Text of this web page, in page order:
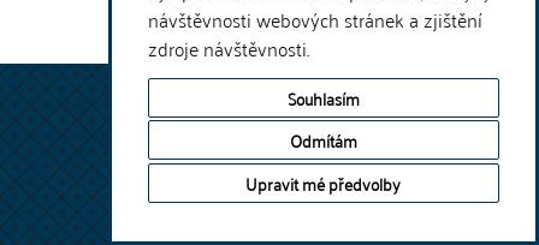
návštěvnosti webových stránek a zjištění
zdroje návštěvnosti.
Souhlasím
Odmítám
Upravit mé předvolby